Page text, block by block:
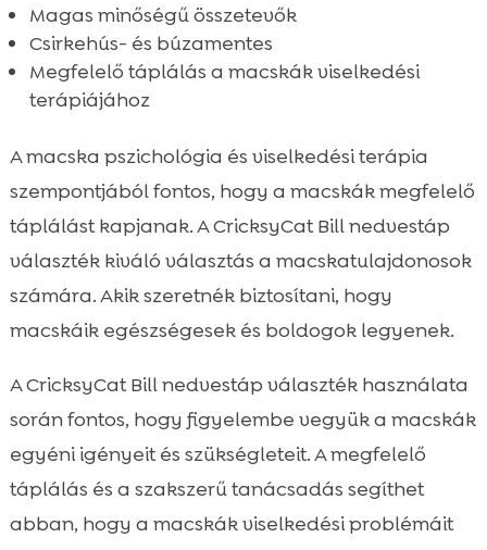
Magas minőségű összetevők
Csirkehús- és búzamentes
Megfelelő táplálás a macskák viselkedési
terápiájához
A macska pszichológia és viselkedési terápia
szempontjából fontos, hogy a macskák megfelelő
táplálást kapjanak. A CricksyCat Bill nedvestáp
választék kiváló választás a macskatulajdonosok
számára. Akik szeretnék biztosítani, hogy
macskáik egészségesek és boldogok legyenek.
A CricksyCat Bill nedvestáp választék használata
során fontos, hogy figyelembe vegyük a macskák
egyéni igényeit és szükségleteit. A megfelelő
táplálás és a szakszerű tanácsadás segíthet
abban, hogy a macskák viselkedési problémáit